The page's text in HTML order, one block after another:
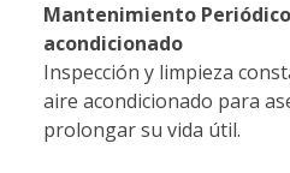
Mantenimiento
acondicionado
Inspección y limpieza
aire acondicionado para
prolongar su vida útil.